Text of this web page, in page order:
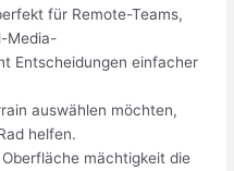
für Remote-Teams,
Media-
Entscheidungen einfacher
auswählen möchten,
helfen.
mächtigkeit die